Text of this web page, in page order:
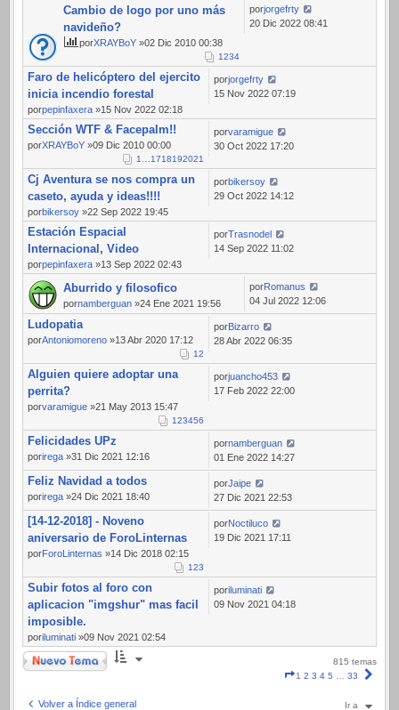
Cambio de logo por uno más
navideño?
porXRAYBoY »02 Dic 2010 00:38
1234
porjorgefrty
20 Dic 2022 08:41
Faro de helicóptero del ejercito
inicia incendio forestal
porpepinfaxera »15 Nov 2022 02:18
porjorgefrty
15 Nov 2022 07:19
Sección WTF & Facepalm!!
porXRAYBoY »09 Dic 2010 00:00
1…1718192021
porvaramigue
30 Oct 2022 17:20
Cj Aventura se nos compra un
caseto, ayuda y ideas!!!!
porbikersoy »22 Sep 2022 19:45
porbikersoy
29 Oct 2022 14:12
Estación Espacial
Internacional, Video
porpepinfaxera »13 Sep 2022 02:43
porTrasnodel
14 Sep 2022 11:02
Aburrido y filosofico
pornamberguan »24 Ene 2021 19:56
porRomanus
04 Jul 2022 12:06
Ludopatia
porAntoniomoreno »13 Abr 2020 17:12
12
porBizarro
28 Abr 2022 06:35
Alguien quiere adoptar una
perrita?
porvaramigue »21 May 2013 15:47
123456
porjuancho453
17 Feb 2022 22:00
Felicidades UPz
porirega »31 Dic 2021 12:16
pornamberguan
01 Ene 2022 14:27
Feliz Navidad a todos
porirega »24 Dic 2021 18:40
porJaipe
27 Dic 2021 22:53
[14-12-2018] - Noveno
aniversario de ForoLinternas
porForoLinternas »14 Dic 2018 02:15
123
porNoctiluco
19 Dic 2021 17:11
Subir fotos al foro con
aplicacion "imgshur" mas facil
imposible.
poriluminati »09 Nov 2021 02:54
poriluminati
09 Nov 2021 04:18
Nuevo Tema
815 temas
Página
1 2 3 4 5 … 33
Volver a Índice general Ir a